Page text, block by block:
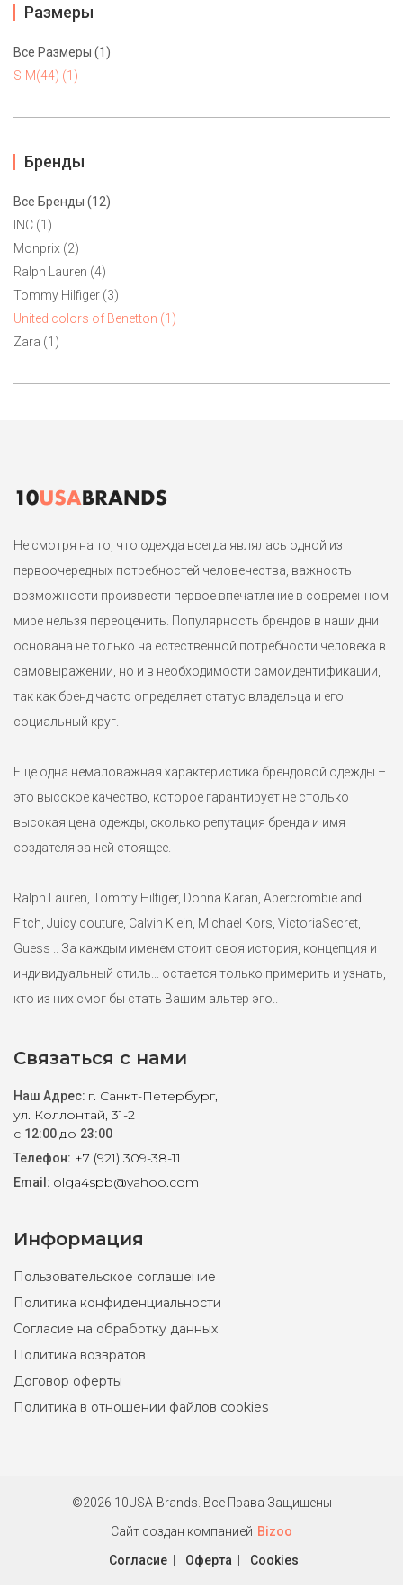
Джемпер United colors of Benetton S-M(44)
4700 ₽
Размеры
Все Размеры (1)
S-M(44) (1)
Бренды
Все Бренды (12)
INC (1)
Monprix (2)
Ralph Lauren (4)
Tommy Hilfiger (3)
United colors of Benetton (1)
Zara (1)
Не смотря на то, что одежда всегда являлась одной из
первоочередных потребностей человечества, важность
возможности произвести первое впечатление в современном
мире нельзя переоценить. Популярность брендов в наши дни
основана не только на естественной потребности человека в
самовыражении, но и в необходимости самоидентификации,
так как бренд часто определяет статус владельца и его
социальный круг.
Еще одна немаловажная характеристика брендовой одежды –
это высокое качество, которое гарантирует не столько
высокая цена одежды, сколько репутация бренда и имя
создателя за ней стоящее.
Ralph Lauren, Tommy Hilfiger, Donna Karan, Abercrombie and
Fitch, Juicy couture, Calvin Klein, Michael Kors, VictoriaSecret,
Guess .. За каждым именем стоит своя история, концепция и
индивидуальный стиль... остается только примерить и узнать,
кто из них смог бы стать Вашим альтер эго..
Связаться с нами
Наш Адрес: г. Санкт-Петербург,
ул. Коллонтай, 31-2
с 12:00до 23:00
Телефон: +7 (921) 309-38-11
Email: olga4spb@yahoo.com
Информация
Пользовательское соглашение
Политика конфиденциальности
Согласие на обработку данных
Политика возвратов
Договор оферты
Политика в отношении файлов cookies
©2026 10USA-Brands. Все Права Защищены
Сайт создан компанией Bizoo
Согласие
Оферта Cookies